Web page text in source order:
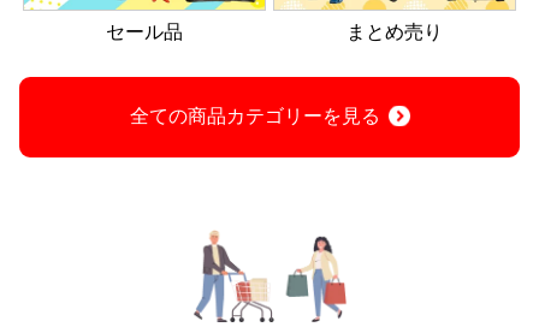
セール品 まとめ売り
全ての商品カテゴリーを見る